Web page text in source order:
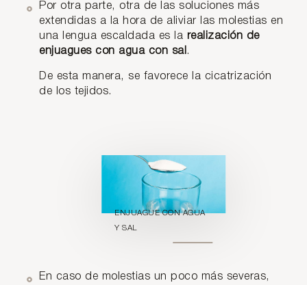
Por otra parte, otra de las soluciones más
extendidas a la hora de aliviar las molestias en
una lengua escaldada es la realización de
enjuagues con agua con sal .
De esta manera, se favorece la cicatrización
de los tejidos.
ENJUAGUE CON AGUA
Y SAL
En caso de molestias un poco más severas,